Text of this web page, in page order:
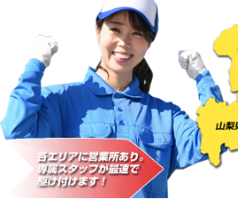
給水管工事※（塩ビ管（VP・HI）使
用/3ｍまで)
給水管工事※（塩ビ管（VP・HI）使
用（追加）/3ｍ超え)
給水管工事※（ライニング鋼管・銅
管・ポリ管・HT管使用/3ｍまで)
給水管工事※（ライニング鋼管・銅
管・ポリ管・HT管使用/3ｍ超え)